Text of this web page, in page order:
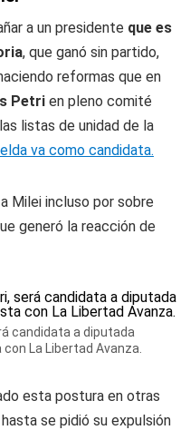
a un presidente que es
, que ganó sin partido,
reformas que en
Petri en pleno comité
listas de unidad de la
va como candidata.
Milei incluso por sobre
generó la reacción de
candidata a diputada
La Libertad Avanza.
esta postura en otras
se pidió su expulsión